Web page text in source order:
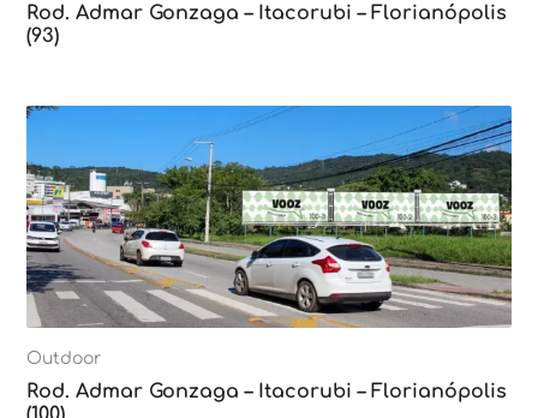
Rod. Admar Gonzaga – Itacorubi – Florianópolis
(93)
Outdoor
Rod. Admar Gonzaga – Itacorubi – Florianópolis